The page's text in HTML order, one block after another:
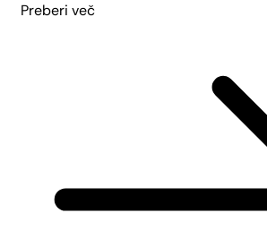
Preberi več